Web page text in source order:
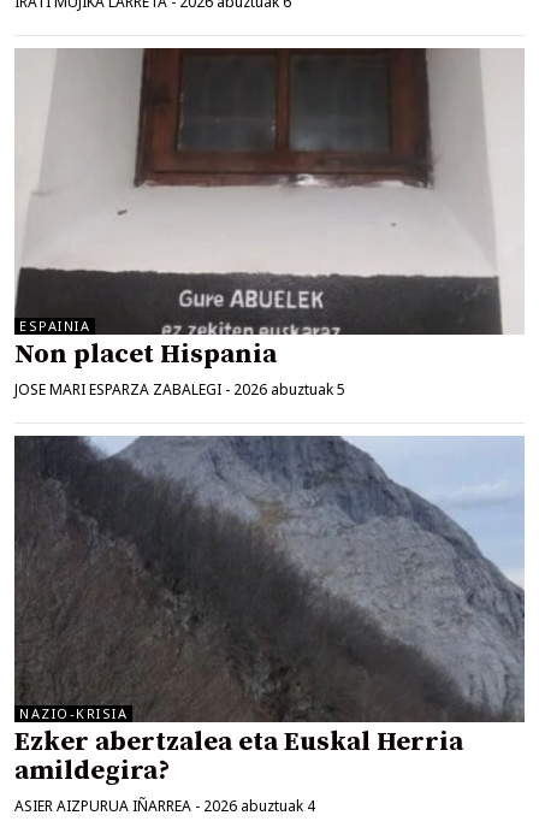
ESPAINIA
Non placet Hispania
JOSE MARI ESPARZA ZABALEGI - 2026 abuztuak 5
NAZIO-KRISIA
Ezker abertzalea eta Euskal Herria
amildegira?
ASIER AIZPURUA IÑARREA - 2026 abuztuak 4